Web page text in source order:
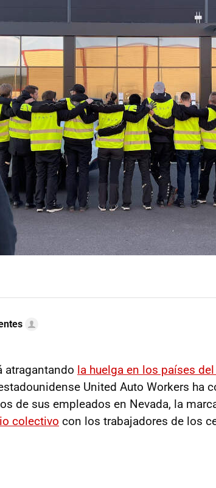
atragantando la huelga en los países
United Auto Workers ha
de sus empleados en Nevada, la
colectivo con los trabajadores de los